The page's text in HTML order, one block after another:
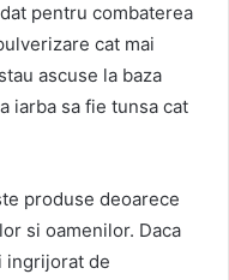
pentru combaterea
cat mai
ascuse la baza
iarba sa fie tunsa cat
produse deoarece
si oamenilor. Daca
ingrijorat de